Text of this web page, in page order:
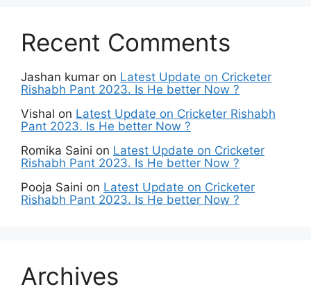
Recent Comments
Jashan kumar on Latest Update on Cricketer
Rishabh Pant 2023. Is He better Now ?
Vishal on Latest Update on Cricketer Rishabh
Pant 2023. Is He better Now ?
Romika Saini on Latest Update on Cricketer
Rishabh Pant 2023. Is He better Now ?
Pooja Saini on Latest Update on Cricketer
Rishabh Pant 2023. Is He better Now ?
Archives